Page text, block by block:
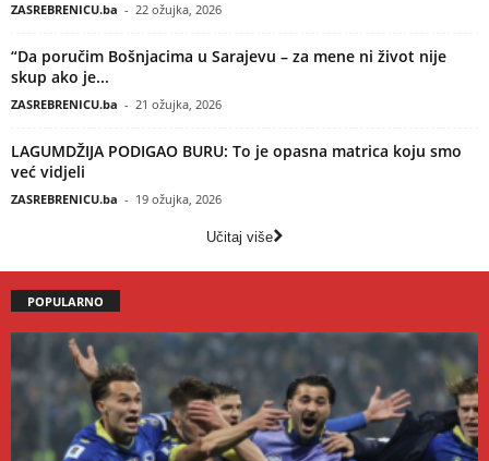
ZASREBRENICU.ba - 22 ožujka, 2026
“Da poručim Bošnjacima u Sarajevu – za mene ni život nije
skup ako je...
ZASREBRENICU.ba - 21 ožujka, 2026
LAGUMDŽIJA PODIGAO BURU: To je opasna matrica koju smo
već vidjeli
ZASREBRENICU.ba - 19 ožujka, 2026
Učitaj više
POPULARNO